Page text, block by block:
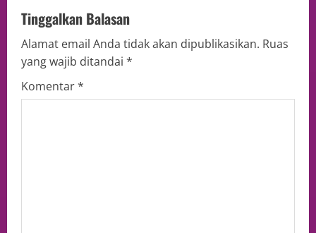
Tinggalkan Balasan
Alamat email Anda tidak akan dipublikasikan. Ruas
yang wajib ditandai *
Komentar*